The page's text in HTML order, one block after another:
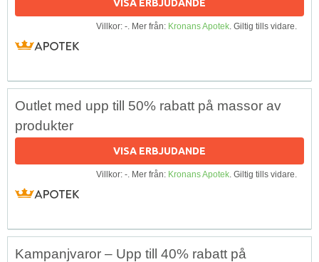
VISA ERBJUDANDE
Villkor: -. Mer från: Kronans Apotek. Giltig tills vidare.
Outlet med upp till 50% rabatt på massor av
produkter
VISA ERBJUDANDE
Villkor: -. Mer från: Kronans Apotek. Giltig tills vidare.
Kampanjvaror – Upp till 40% rabatt på